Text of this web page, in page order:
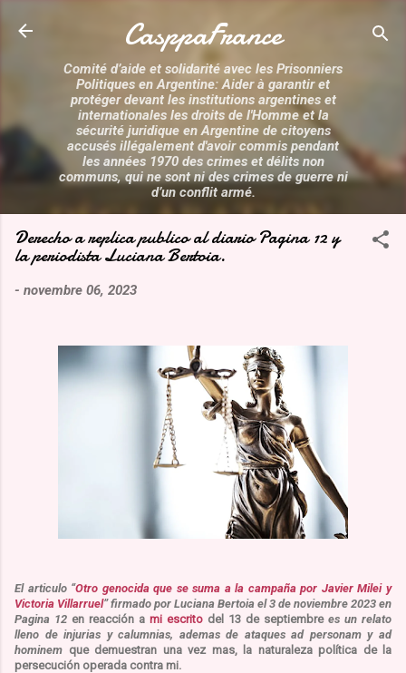
Accéder au contenu principal
CasppaFrance
Comité d’aide et solidarité avec les Prisonniers
Politiques en Argentine: Aider à garantir et
protéger devant les institutions argentines et
internationales les droits de l'Homme et la
sécurité juridique en Argentine de citoyens
accusés illégalement d'avoir commis pendant
les années 1970 des crimes et délits non
communs, qui ne sont ni des crimes de guerre ni
d’un conflit armé.
Derecho a replica publico al diario Pagina 12 y
la periodista Luciana Bertoia.
- novembre 06, 2023
El articulo “Otro genocida que se suma a la campaña por Javier Mileiy
Victoria Villarruel” firmado por Luciana Bertoia el 3 de noviembre 2023 en
Pagina 12 en reacción a mi escrito del 13 de septiembre es un relato
lleno de injurias y calumnias, ademas de ataquesad personamyad
hominem que demuestran una vez mas, la naturaleza política de la
persecución operada contra mi.